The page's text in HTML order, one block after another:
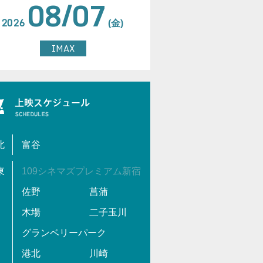
2026 08/07 (金)
IMAX
富谷
109シネマズプレミアム新宿
佐野 菖蒲
木場 二子玉川
グランベリーパーク
港北 川崎